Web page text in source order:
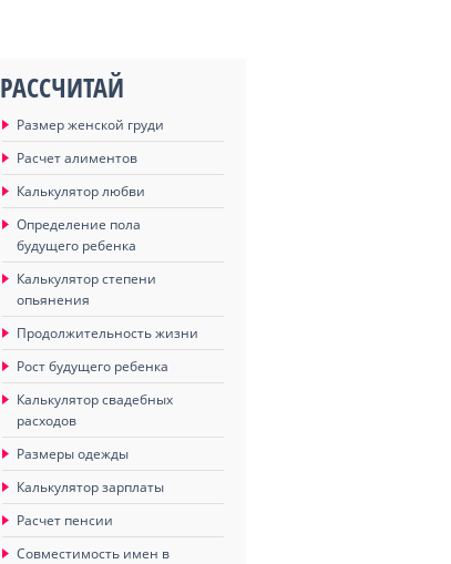
РАССЧИТАЙ
Размер женской груди
Расчет алиментов
Калькулятор любви
Определение пола
будущего ребенка
Калькулятор степени
опьянения
Продолжительность жизни
Рост будущего ребенка
Калькулятор свадебных
расходов
Размеры одежды
Калькулятор зарплаты
Расчет пенсии
Совместимость имен в